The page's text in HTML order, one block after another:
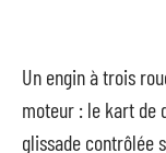
Un engin à trois
moteur : le kart de
glissade contrôlée